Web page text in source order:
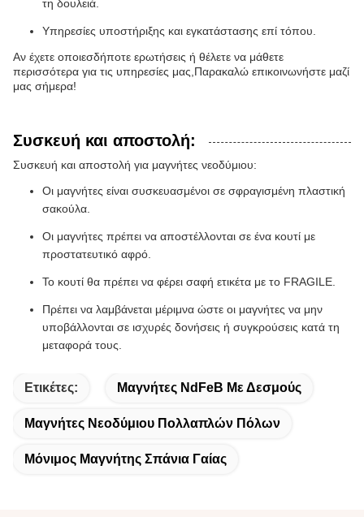
τη δουλειά.
Υπηρεσίες υποστήριξης και εγκατάστασης επί τόπου.
Αν έχετε οποιεσδήποτε ερωτήσεις ή θέλετε να μάθετε
περισσότερα για τις υπηρεσίες μας,Παρακαλώ επικοινωνήστε μαζί
μας σήμερα!
Συσκευή και αποστολή:
Συσκευή και αποστολή για μαγνήτες νεοδύμιου:
Οι μαγνήτες είναι συσκευασμένοι σε σφραγισμένη πλαστική
σακούλα.
Οι μαγνήτες πρέπει να αποστέλλονται σε ένα κουτί με
προστατευτικό αφρό.
Το κουτί θα πρέπει να φέρει σαφή ετικέτα με το FRAGILE.
Πρέπει να λαμβάνεται μέριμνα ώστε οι μαγνήτες να μην
υποβάλλονται σε ισχυρές δονήσεις ή συγκρούσεις κατά τη
μεταφορά τους.
Ετικέτες: Μαγνήτες NdFeB Με Δεσμούς
Μαγνήτες Νεοδύμιου Πολλαπλών Πόλων
Μόνιμος Μαγνήτης Σπάνια Γαίας